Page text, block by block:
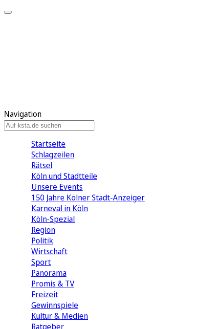
Navigation
Startseite
Schlagzeilen
Rätsel
Köln und Stadtteile
Unsere Events
150 Jahre Kölner Stadt-Anzeiger
Karneval in Köln
Köln-Spezial
Region
Politik
Wirtschaft
Sport
Panorama
Promis & TV
Freizeit
Gewinnspiele
Kultur & Medien
Ratgeber